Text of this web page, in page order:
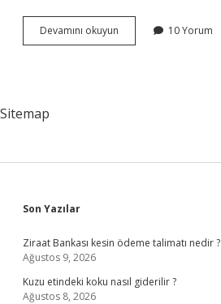
Devamını okuyun
Red
10 Yorum
Sitemap
Sidebar
Son Yazılar
Ziraat Bankası kesin ödeme talimatı nedir ?
Ağustos 9, 2026
Kuzu etindeki koku nasıl giderilir ?
Ağustos 8, 2026